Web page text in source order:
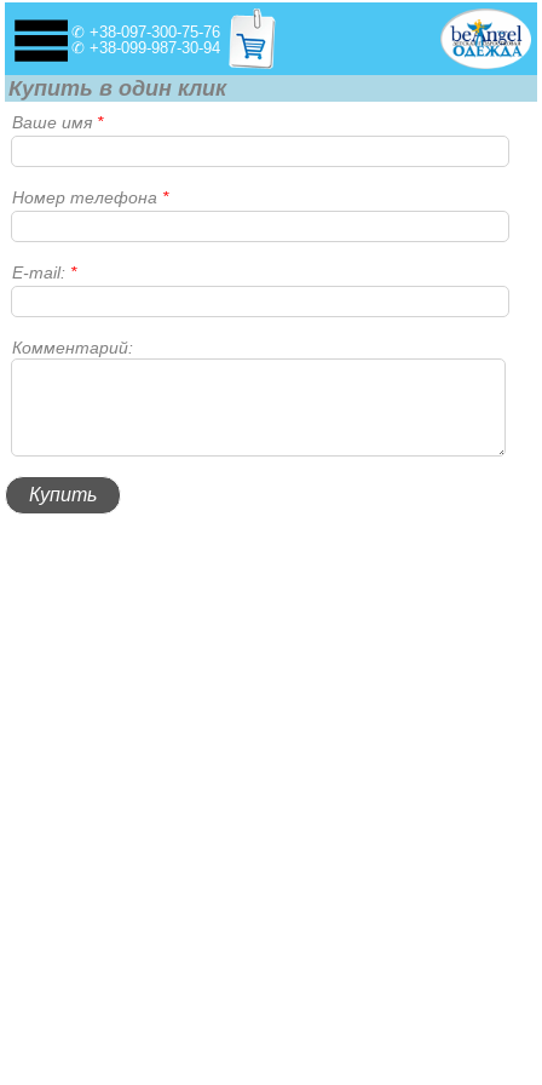
✆ +38-097-300-75-76
✆ +38-099-987-30-94
Купить в один клик
Ваше имя *
Номер телефона *
E-mail: *
Комментарий: